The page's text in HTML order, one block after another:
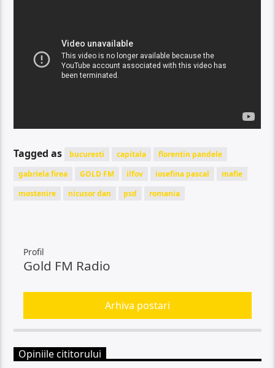
Tagged as bucuresti capitala
florentin pandele
gabriela firea
GOLD FM ilfov iosefina pascal
mafie
mostenire
nicusor dan psd romania
Profil
Gold FM Radio
Arhiva postari
Opiniile cititorului